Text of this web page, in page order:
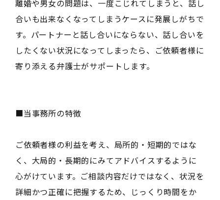
離婚や男女の問題は、一度こじれてしまうと、話し
合いも出来なくなってしまうケースに発展しがちで
す。パートナーと話し合いにならない、話し合いを
したくない状況になってしまったら、ご依頼者様に
寄り添える弁護士がサポートします。
■当事務所の特徴
ご依頼者様の利益を考え、局所的・短期的ではな
く、大局的・長期的にみてアドバイスするように
心がけています。ご相談内容だけではなく、状況を
詳細かつ正確に把握するため、じっくり時間をか